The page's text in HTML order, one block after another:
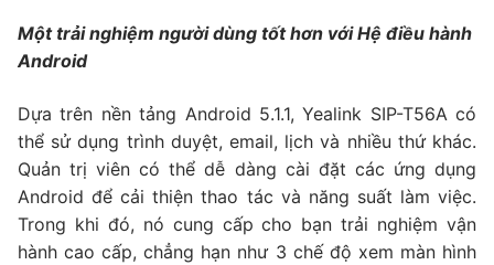
Một trải nghiệm người dùng tốt hơn với Hệ điều hành
Android
Dựa trên nền tảng Android 5.1.1, Yealink SIP-T56A có
thể sử dụng trình duyệt, email, lịch và nhiều thứ khác.
Quản trị viên có thể dễ dàng cài đặt các ứng dụng
Android để cải thiện thao tác và năng suất làm việc.
Trong khi đó, nó cung cấp cho bạn trải nghiệm vận
hành cao cấp, chẳng hạn như 3 chế độ xem màn hình